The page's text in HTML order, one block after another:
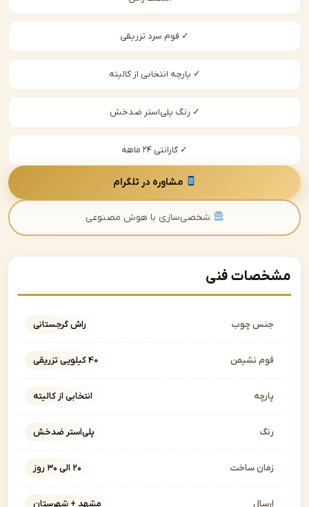
✓ فوم سرد تزریقی
✓ پارچه انتخابی از کالیته
✓ رنگ پلی‌استر ضدخش
مشاوره در تلگرام
شخصی‌سازی با هوش مصنوعی
فنی
جنس چوب راش گرجستانی
فوم نشیمن
انتخابی از کالیته
پلی‌استر ضدخش
زمان ساخت
مشهد + شهرستان